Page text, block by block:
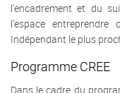
l’encadrement et du
l’espace
Indépendant le plus
Programme CREE
Dans le cadre du